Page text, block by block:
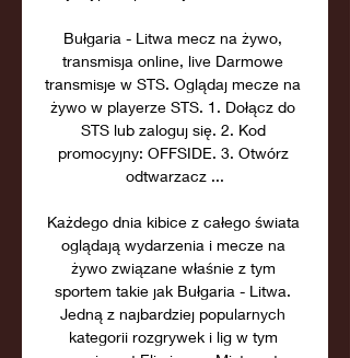
Bułgaria - Litwa mecz na żywo,
transmisja online, live Darmowe
transmisje w STS. Oglądaj mecze na
żywo w playerze STS. 1. Dołącz do
STS lub zaloguj się. 2. Kod
promocyjny: OFFSIDE. 3. Otwórz
odtwarzacz ...
Każdego dnia kibice z całego świata
oglądają wydarzenia i mecze na
żywo związane właśnie z tym
sportem takie jak Bułgaria - Litwa.
Jedną z najbardziej popularnych
kategorii rozgrywek i lig w tym